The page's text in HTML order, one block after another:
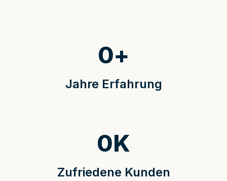
Jahre Erfahrung
0+
Zufriedene Kunden
0K